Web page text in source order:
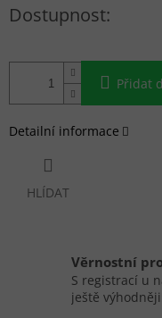
Měrná cena:
Přidat
Detailní informace
HLÍDAT
Věrnostní
S registrací u
ještě